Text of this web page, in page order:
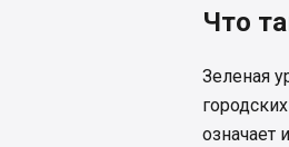
Что
Зеленая
означает